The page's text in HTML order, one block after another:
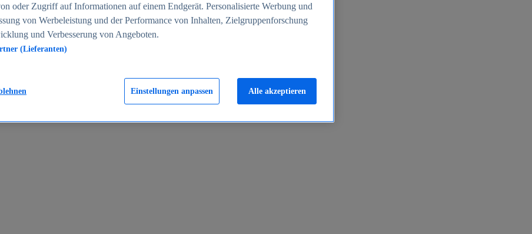
2024
in Deutschland 2005-2025
oder Zugriff auf Informationen auf einem Endgerät. Personalisierte Werbung und
von Werbeleistung und der Performance von Inhalten, Zielgruppenforschung
und Verbesserung von Angeboten.
(Lieferanten)
Einstellungen anpassen Alle akzeptieren